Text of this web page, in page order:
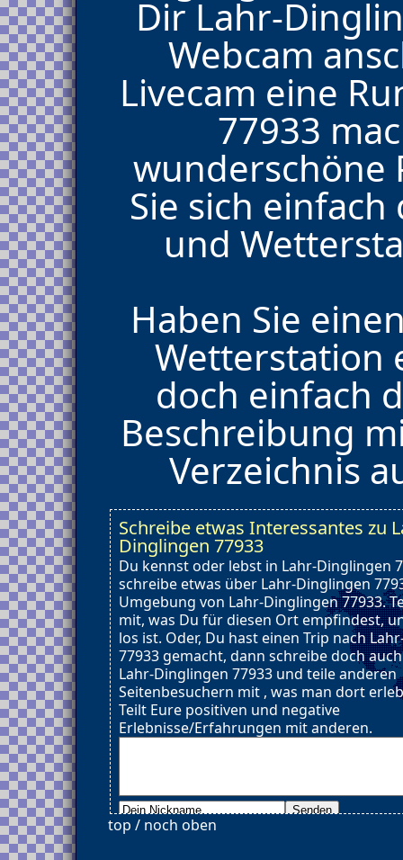
Dir Lahr-
Webcam
Livecam eine
77933
wunderschöne
Sie sich
und
Haben Sie
Wetterstation
doch einfach
Beschreibung
Verzeichnis
Schreibe etwas Interessantes zu
Dinglingen 77933
Du kennst oder lebst in Lahr-Dinglingen
schreibe etwas über Lahr-Dinglingen
Umgebung von Lahr-Dinglingen 77933.
mit, was Du für diesen Ort empfindest,
los ist. Oder, Du hast einen Trip nach
77933 gemacht, dann schreibe doch
Lahr-Dinglingen 77933 und teile anderen
Seitenbesuchern mit , was man dort
Teilt Eure positiven und negative
Erlebnisse/Erfahrungen mit anderen.
top / noch oben